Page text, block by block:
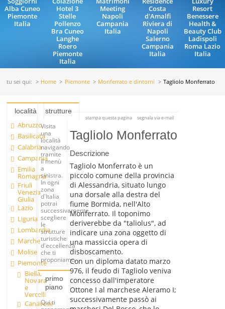
Alba Cuneo
Piemonte
Italia
Hotel 3
Stelle
Pollenzo
Bra Cuneo
Langhe
Roero
Piemonte
Italia
Meeting
Napoli
Campania
Italia
Costa
d'Amalfi
Riviera di
Napoli
Salerno
Campania
Italia
Resort
Benessere
Health &
Beauty Club
Ladispoli
Roma Lazio
Italia
tu sei qui: Home Piemonte Monferrato e dintorni Tagliolo Monferrato
località
Abruzzo
Basilicata
Calabria
Campania
Emilia
Romagna
Friuli
Venezia
Giulia
Lazio
Liguria
Lombardia
Marche
Molise
Piemonte
Biella,
Novara
e
Vercelli
Canavese
strutture
Visita
una
località
navigando
tramite
il menù
a
sinistra.
In ogni
zona
d'Italia
potrai
successivamente
scegliere
le
strutture
turistiche
d'eccellenza
che ti
proponiamo.
primo
piano
Qui ti
stampa questa pagina segnala via e-mail
Tagliolo Monferrato
Descrizione
Tagliolo Monferrato è un
piccolo comune della provincia
di Alessandria, situato lungo
una dorsale alla destra del
fiume Bormida, nell'Alto
Monferrato. Il toponimo
deriverebbe da "taliolus", ad
indicare una zona oggetto di
una massiccia opera di
disboscamento.
Con un diploma datato marzo
976, il feudo di Tagliolo veniva
concesso dall'imperatore
Ottone I al marchese Aleramo I;
successivamente passò ai